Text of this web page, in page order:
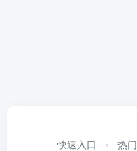
快速入口 热